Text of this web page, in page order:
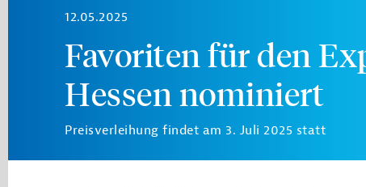
12.05.2025
Favoriten für den
Hessen nominiert
Preisverleihung findet am 3. Juli 2025 statt